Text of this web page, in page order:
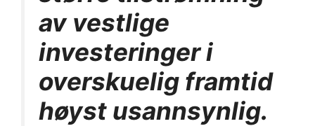
av vestlige
investeringer i
overskuelig framtid
høyst usannsynlig.